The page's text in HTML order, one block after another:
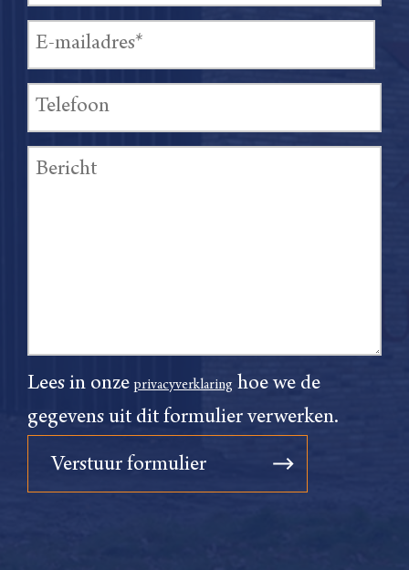
Lees in onzeprivacyverklaring hoe we de
gegevens uit dit formulier verwerken.